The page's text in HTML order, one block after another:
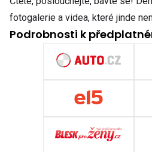
fotogalerie a videa, které jinde
Podrobnosti k